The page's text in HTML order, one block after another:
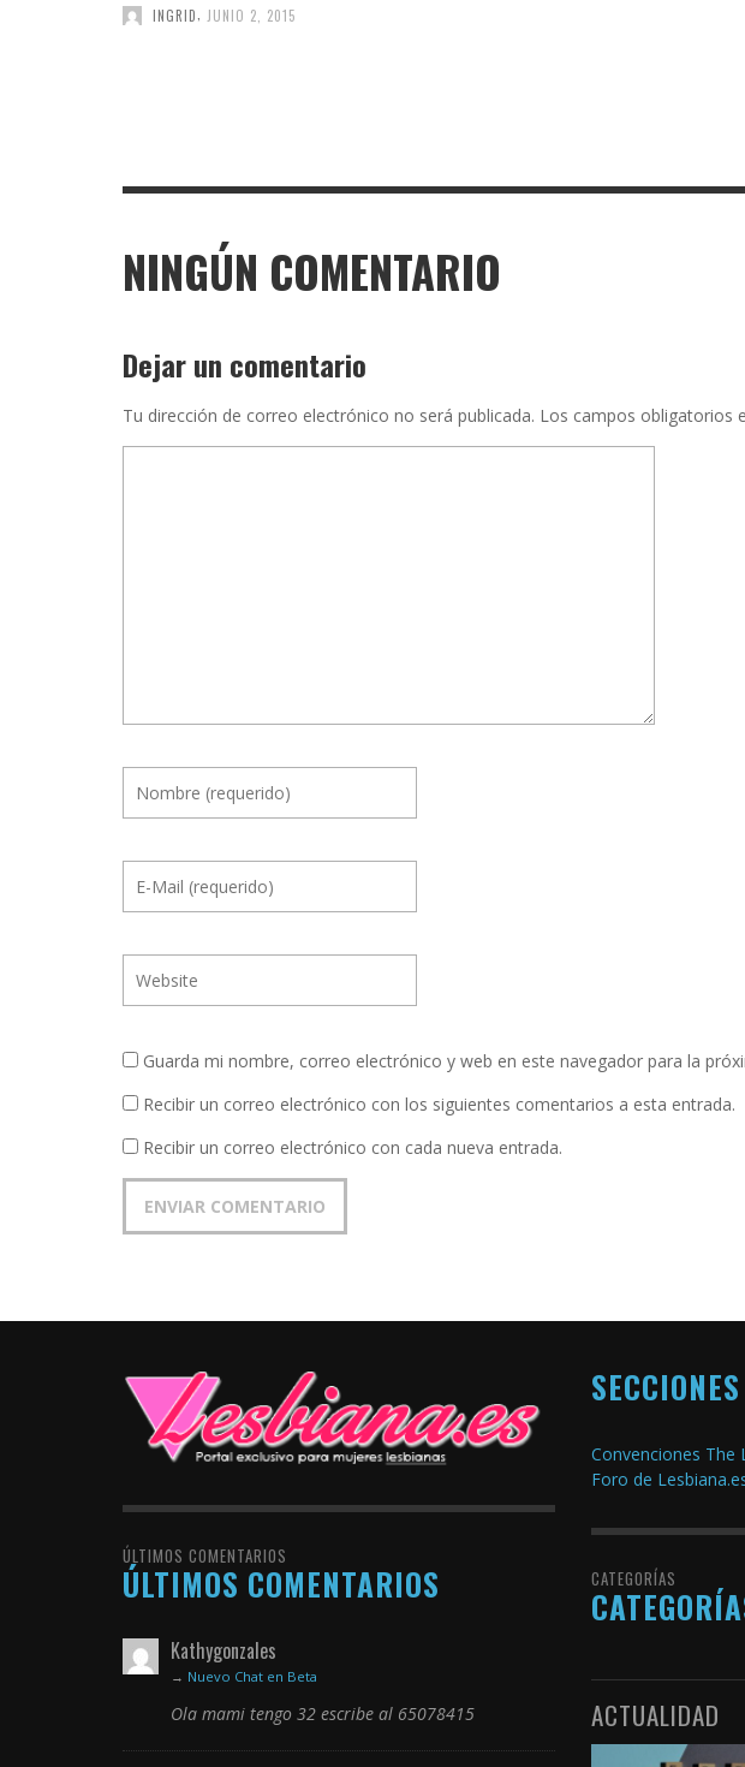
INGRID JUNIO 2, 2015
NINGÚN COMENTARIO
Dejar un comentario
Tu dirección de correo electrónico no será publicada. Los campos obligatorios
Guarda mi nombre, correo electrónico y web en este navegador para la
Recibir un correo electrónico con los siguientes comentarios a esta entrada.
Recibir un correo electrónico con cada nueva entrada.
ÚLTIMOS COMENTARIOS
ÚLTIMOS COMENTARIOS
Kathygonzales
→ Nuevo Chat en Beta
Ola mami tengo 32 escribe al 65078415
Convenciones The
Foro de
CATEGORÍAS
ACTUALIDAD